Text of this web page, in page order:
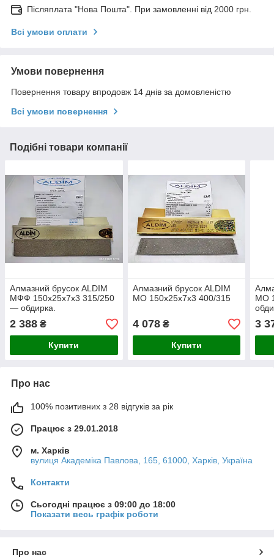
Післяплата "Нова Пошта". При замовленні від 2000 грн.
Всі умови оплати
Умови повернення
Повернення товару впродовж 14 днів за домовленістю
Всі умови повернення
Подібні товари компанії
Алмазний брусок ALDIM
МФФ 150х25х7х3 315/250
— обдирка.
2 388 ₴
Купити
Алмазний брусок ALDIM
МО 150х25х7х3 400/315
4 078₴
Купити
МО
3
Про нас
100% позитивних з 28 відгуків за рік
Працює з 29.01.2018
м. Харків
вулиця Академіка Павлова, 165, 61000, Харків, Україна
Контакти
Сьогодні працює з 09:00 до 18:00
Показати весь графік роботи
Про нас